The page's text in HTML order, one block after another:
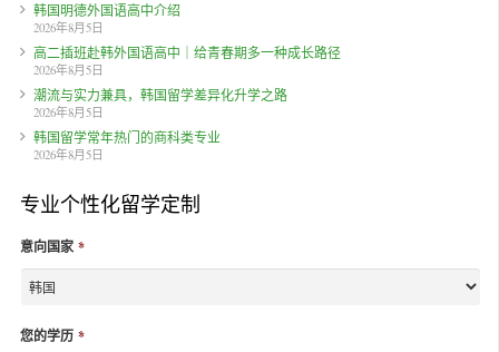
韩国明德外国语高中介绍
2026年8月5日
高二插班赴韩外国语高中｜给青春期多一种成长路径
2026年8月5日
潮流与实力兼具，韩国留学差异化升学之路
2026年8月5日
韩国留学常年热门的商科类专业
2026年8月5日
专业个性化留学定制
意向国家 *
您的学历 *